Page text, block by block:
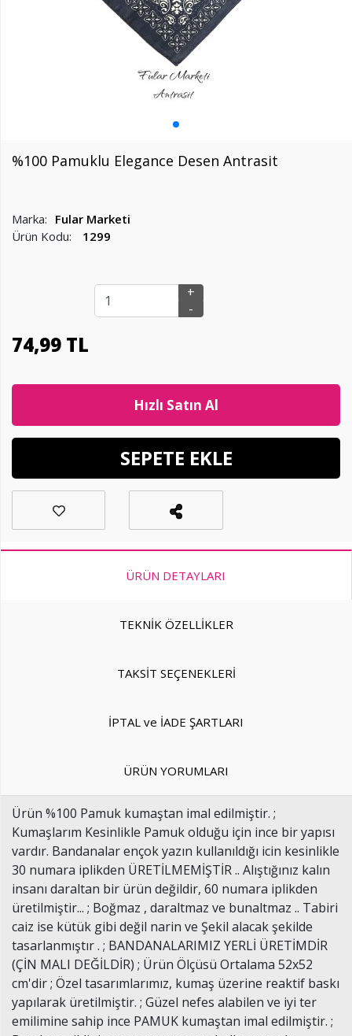
%100 Pamuklu Elegance Desen Antrasit
Marka: Fular Marketi
Ürün Kodu:
1299
+
-
74,99 TL
Hızlı Satın Al
SEPETE EKLE
ÜRÜN DETAYLARI
TEKNİK ÖZELLİKLER
TAKSİT SEÇENEKLERİ
İPTAL ve İADE ŞARTLARI
ÜRÜN YORUMLARI
Ürün %100 Pamuk kumaştan imal edilmiştir. ;
Kumaşlarım Kesinlikle Pamuk olduğu için ince bir yapısı
vardır. Bandanalar ençok yazın kullanıldığı icin kesinlikle
30 numara iplikden ÜRETİLMEMİŞTİR .. Alıştığınız kalın
insanı daraltan bir ürün değildir, 60 numara iplikden
üretilmiştir... ; Boğmaz , daraltmaz ve bunaltmaz .. Tabiri
caiz ise kütük gibi değil narin ve Şekil alacak şekilde
tasarlanmıştır . ; BANDANALARIMIZ YERLİ ÜRETİMDİR
(ÇİN MALI DEĞİLDİR) ; Ürün Ölçüsü Ortalama 52x52
cm'dir ; Özel tasarımlarımız, kumaş üzerine reaktif baskı
yapılarak üretilmiştir. ; Güzel nefes alabilen ve iyi ter
emilimine sahip ince PAMUK kumaştan imal edilmiştir. ;